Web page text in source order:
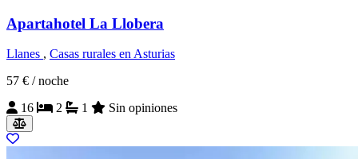
Apartahotel La Llobera
Llanes , Casas rurales en Asturias
57 € / noche
16
2 1 Sin opiniones